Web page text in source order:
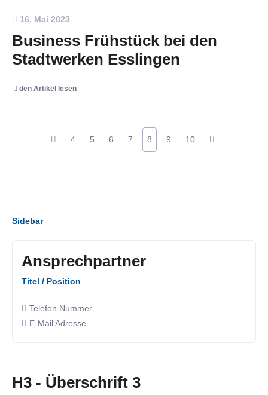
16. Mai 2023
Business Frühstück bei den
Stadtwerken Esslingen
den Artikel lesen
4 5 6 7 8 9 10
Sidebar
Ansprechpartner
Titel / Position
Telefon Nummer
E-Mail Adresse
H3 - Überschrift 3